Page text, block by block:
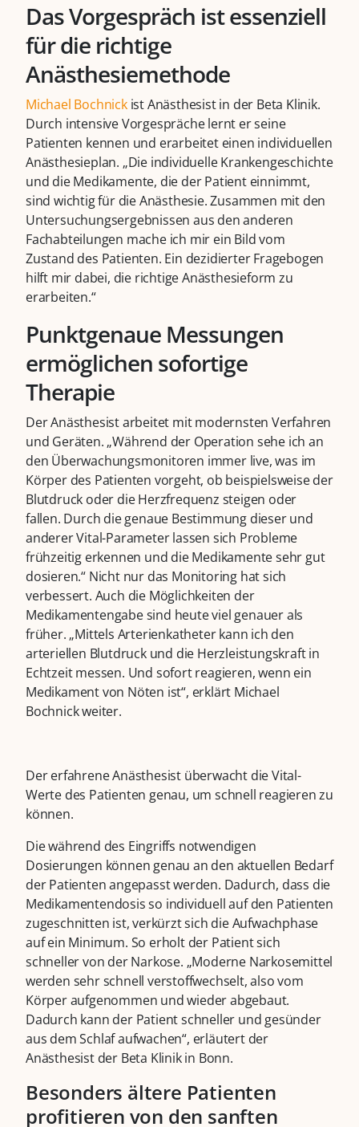
Das Vorgespräch ist essenziell
für die richtige
Anästhesiemethode
Michael Bochnickist Anästhesist in der Beta Klinik.
Durch intensive Vorgespräche lernt er seine
Patienten kennen und erarbeitet einen individuellen
Anästhesieplan. „Die individuelle Krankengeschichte
und die Medikamente, die der Patient einnimmt,
sind wichtig für die Anästhesie. Zusammen mit den
Untersuchungsergebnissen aus den anderen
Fachabteilungen mache ich mir ein Bild vom
Zustand des Patienten. Ein dezidierter Fragebogen
hilft mir dabei, die richtige Anästhesieform zu
erarbeiten.“
Punktgenaue Messungen
ermöglichen sofortige
Therapie
Der Anästhesist arbeitet mit modernsten Verfahren
und Geräten. „Während der Operation sehe ich an
den Überwachungsmonitoren immer live, was im
Körper des Patienten vorgeht, ob beispielsweise der
Blutdruck oder die Herzfrequenz steigen oder
fallen. Durch die genaue Bestimmung dieser und
anderer Vital-Parameter lassen sich Probleme
frühzeitig erkennen und die Medikamente sehr gut
dosieren.“ Nicht nur das Monitoring hat sich
verbessert. Auch die Möglichkeiten der
Medikamentengabe sind heute viel genauer als
früher. „Mittels Arterienkatheter kann ich den
arteriellen Blutdruck und die Herzleistungskraft in
Echtzeit messen. Und sofort reagieren, wenn ein
Medikament von Nöten ist“, erklärt Michael
Bochnick weiter.
Der erfahrene Anästhesist überwacht die Vital-
Werte des Patienten genau, um schnell reagieren zu
können.
Die während des Eingriffs notwendigen
Dosierungen können genau an den aktuellen Bedarf
der Patienten angepasst werden. Dadurch, dass die
Medikamentendosis so individuell auf den Patienten
zugeschnitten ist, verkürzt sich die Aufwachphase
auf ein Minimum. So erholt der Patient sich
schneller von der Narkose. „Moderne Narkosemittel
werden sehr schnell verstoffwechselt, also vom
Körper aufgenommen und wieder abgebaut.
Dadurch kann der Patient schneller und gesünder
aus dem Schlaf aufwachen“, erläutert der
Anästhesist der Beta Klinik in Bonn.
Besonders ältere Patienten
profitieren von den sanften